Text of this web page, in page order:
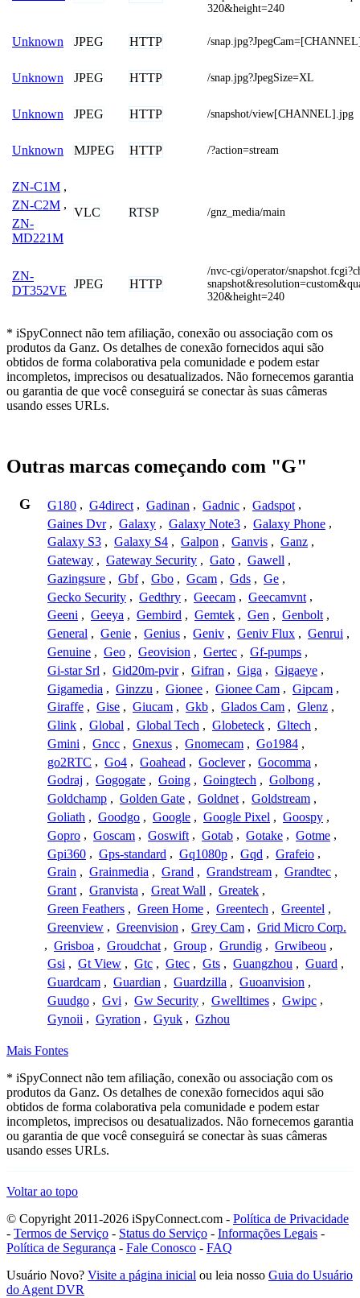
320&height=240
Unknown JPEG HTTP /
Unknown JPEG HTTP /snap.jpg?JpegSize=XL
Unknown JPEG HTTP /snapshot/view[CHANNEL].jpg
Unknown MJPEG HTTP /?action=stream
ZN-C1M ,
ZN-C2M ,
ZN-
MD221M
VLC RTSP /gnz_media/main
ZN-
DT352VE JPEG HTTP
/nvc-cgi/operator/
320&height=240
* iSpyConnect não tem afiliação, conexão ou associação com os
produtos da Ganz. Os detalhes de conexão fornecidos aqui são
obtidos de forma colaborativa pela comunidade e podem estar
incompletos, imprecisos ou desatualizados. Não fornecemos garantia
ou garantia de que você conseguirá se conectar às suas câmeras
usando esses URLs.
Outras marcas começando com "G"
G G180 , G4direct , Gadinan , Gadnic , Gadspot ,
Gaines Dvr , Galaxy , Galaxy Note3 , Galaxy Phone ,
Galaxy S3 , Galaxy S4 , Galpon , Ganvis , Ganz ,
Gateway , Gateway Security , Gato , Gawell ,
Gazingsure , Gbf , Gbo , Gcam , Gds , Ge ,
Gecko Security , Gedthry , Geecam , Geecamvnt ,
Geeni , Geeya , Gembird , Gemtek , Gen , Genbolt ,
General , Genie , Genius , Geniv , Geniv Flux , Genrui ,
Genuine , Geo , Geovision , Gertec , Gf-pumps ,
Gi-star Srl , Gid20m-pvir , Gifran , Giga , Gigaeye ,
Gigamedia , Ginzzu , Gionee , Gionee Cam , Gipcam ,
Giraffe , Gise , Giucam , Gkb , Glados Cam , Glenz ,
Glink , Global , Global Tech , Globeteck , Gltech ,
Gmini , Gncc , Gnexus , Gnomecam , Go1984 ,
go2RTC , Go4 , Goahead , Goclever , Gocomma ,
Godraj , Gogogate , Going , Goingtech , Golbong ,
Goldchamp , Golden Gate , Goldnet , Goldstream ,
Goliath , Goodgo , Google , Google Pixel , Goospy ,
Gopro , Goscam , Goswift , Gotab , Gotake , Gotme ,
Gpi360 , Gps-standard , Gq1080p , Gqd , Grafeio ,
Grain , Grainmedia , Grand , Grandstream , Grandtec ,
Grant , Granvista , Great Wall , Greatek ,
Green Feathers , Green Home , Greentech , Greentel ,
Greenview , Greenvision , Grey Cam , Grid Micro Corp.
, Grisboa , Groudchat , Group , Grundig , Grwibeou ,
Gsi , Gt View , Gtc , Gtec , Gts , Guangzhou , Guard ,
Guardcam , Guardian , Guardzilla , Guoanvision ,
Guudgo , Gvi , Gw Security , Gwelltimes , Gwipc ,
Gynoii , Gyration , Gyuk , Gzhou
Mais Fontes
* iSpyConnect não tem afiliação, conexão ou associação com os
produtos da Ganz. Os detalhes de conexão fornecidos aqui são
obtidos de forma colaborativa pela comunidade e podem estar
incompletos, imprecisos ou desatualizados. Não fornecemos garantia
ou garantia de que você conseguirá se conectar às suas câmeras
usando esses URLs.
Voltar ao topo
© Copyright 2011-2026 iSpyConnect.com - Política de Privacidade
- Termos de Serviço - Status do Serviço - Informações Legais -
Política de Segurança - Fale Conosco - FAQ
Usuário Novo? Visite a página inicial ou leia nosso Guia do Usuário
do Agent DVR